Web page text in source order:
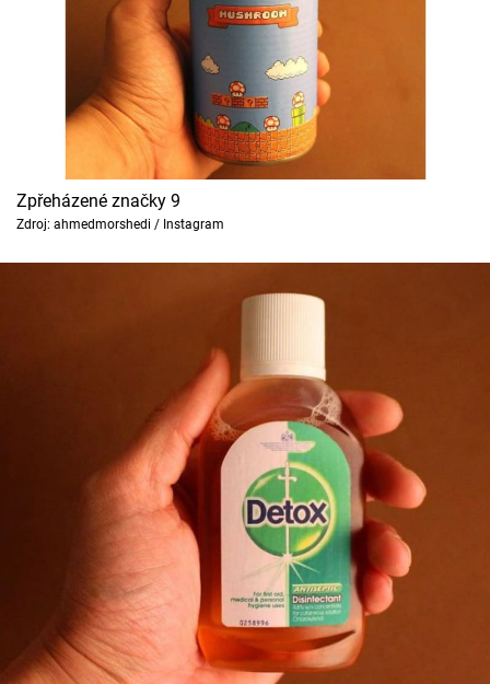
Zpřeházené značky 9
Zdroj: ahmedmorshedi / Instagram